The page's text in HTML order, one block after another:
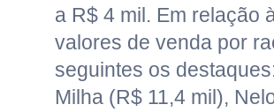
a R$ 4 mil. Em relação
valores de venda por
seguintes os
Milha (R$ 11,4 mil),